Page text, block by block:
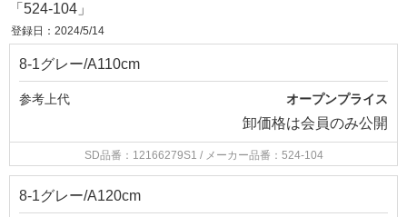
「524-104」
登録日：2024/5/14
8-1グレー/A110cm
参考上代 オープンプライス
卸価格は会員のみ公開
SD品番：12166279S1 / メーカー品番：524-104
8-1グレー/A120cm